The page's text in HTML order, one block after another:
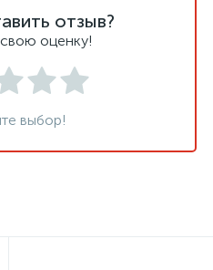
отзыв?
оценку!
выбор!